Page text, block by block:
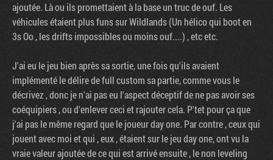
ajoutée. Là ou ils promettaient à la base un truc de ouf. Les
véhicules étaient plus funs sur Wildlands (Un hélico qui boot en
3s Oo , les drifts impossibles ou moins ouf....) , etc etc.
J'ai eu le jeu bien après sa sortie, une fois qu'ils avaient
implémenté le délire de full custom sa partie, comme vous le
décrivez , donc je n'ai pas eu l'aspect déceptif de ne pas avoir ses
coéquipiers , ou d'enlever ceci et rajouter cela. P'tet pour ça que
j'ai pas le même regard que le joueur day one. Par contre , ceux qui
jouent avec moi et qui , eux , étaient sur le jeu day one, ont vu la
vraie valeur ajoutée de ce qui est arrivé ensuite , le non leveling